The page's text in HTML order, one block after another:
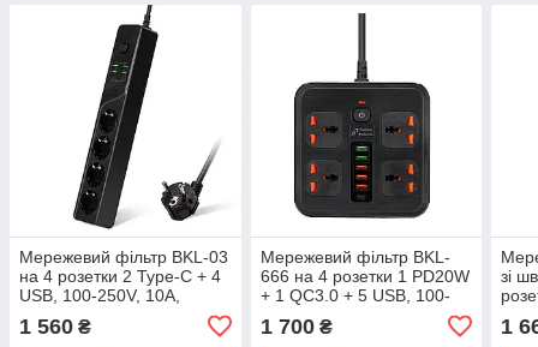
Мережевий фільтр BKL-03
на 4 розетки 2 Type-C + 4
USB, 100-250V, 10А,
1 560 ₴
Мережевий фільтр BKL-
666 на 4 розетки 1 PD20W
+ 1 QC3.0 + 5 USB, 100-
1 700₴
зі
1